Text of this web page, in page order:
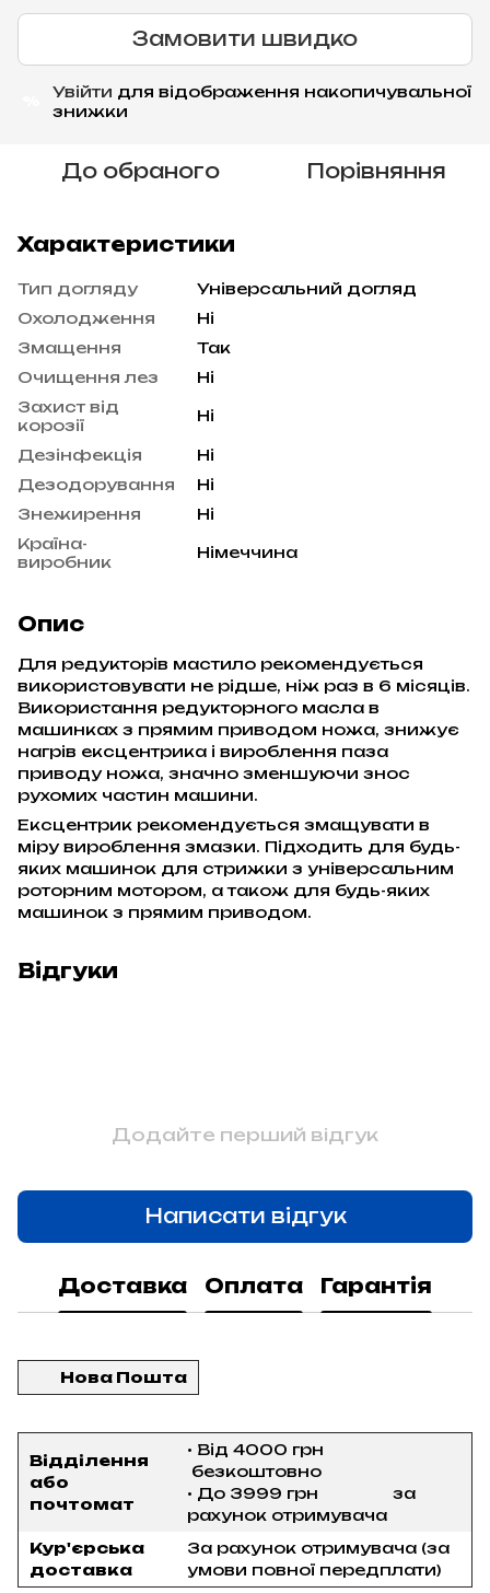
Замовити швидко
Увійти для відображення накопичувальної
знижки
До обраного Порівняння
Характеристики
Тип догляду
Універсальний догляд
Охолодження
Ні
Змащення
Так
Очищення лез
Ні
Захист від
корозії
Ні
Дезінфекція
Ні
Дезодорування
Ні
Знежирення
Ні
Країна-
виробник
Німеччина
Опис
Для редукторів мастило рекомендується
використовувати не рідше, ніж раз в 6 місяців.
Використання редукторного масла в
машинках з прямим приводом ножа, знижує
нагрів ексцентрика і вироблення паза
приводу ножа, значно зменшуючи знос
рухомих частин машини.
Ексцентрик рекомендується змащувати в
міру вироблення змазки. Підходить для будь-
яких машинок для стрижки з універсальним
роторним мотором, а також для будь-яких
машинок з прямим приводом.
Відгуки
Додайте перший відгук
Написати відгук
Доставка Оплата Гарантія
Нова Пошта
Відділення
або
почтомат
• Від 4000 грн
безкоштовно
• До 3999 грн за
рахунок отримувача
Кур'єрська
доставка
За рахунок отримувача (за
умови повної передплати)